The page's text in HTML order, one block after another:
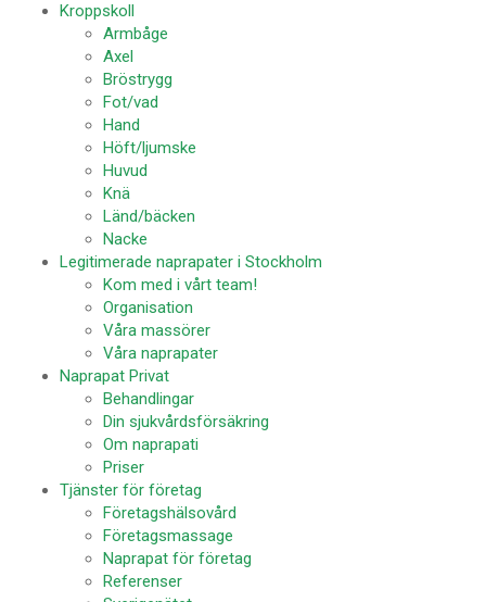
Kroppskoll
Armbåge
Axel
Bröstrygg
Fot/vad
Hand
Höft/ljumske
Huvud
Knä
Länd/bäcken
Nacke
Legitimerade naprapater i Stockholm
Kom med i vårt team!
Organisation
Våra massörer
Våra naprapater
Naprapat Privat
Behandlingar
Din sjukvårdsförsäkring
Om naprapati
Priser
Tjänster för företag
Företagshälsovård
Företagsmassage
Naprapat för företag
Referenser